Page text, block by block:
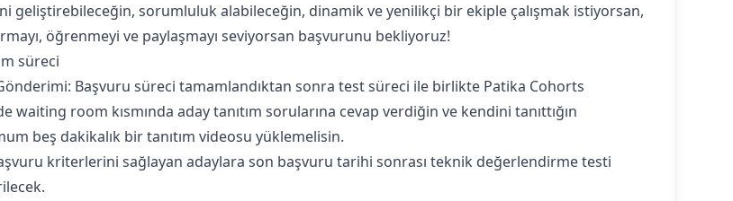
geliştirebileceğin, sorumluluk alabileceğin, dinamik ve yenilikçi bir ekiple çalışmak istiyorsan,
öğrenmeyi ve paylaşmayı seviyorsan başvurunu bekliyoruz!
süreci
Başvuru süreci tamamlandıktan sonra test süreci ile birlikte Patika Cohorts
waiting room kısmında aday tanıtım sorularına cevap verdiğin ve kendini tanıttığın
beş dakikalık bir tanıtım videosu yüklemelisin.
kriterlerini sağlayan adaylara son başvuru tarihi sonrası teknik değerlendirme testi